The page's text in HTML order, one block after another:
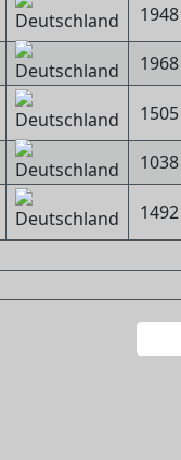
1948
1968
1505
1038
1492